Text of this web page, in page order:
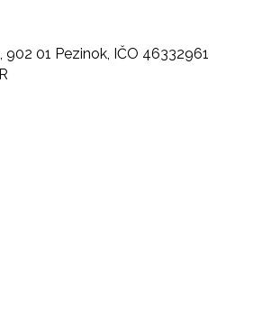
902 01 Pezinok, IČO 46332961